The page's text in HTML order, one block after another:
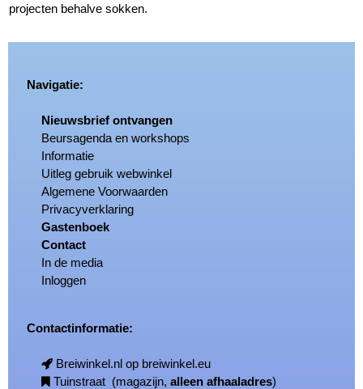
projecten behalve sokken.
Navigatie:
Nieuwsbrief ontvangen
Beursagenda en workshops
Informatie
Uitleg gebruik webwinkel
Algemene Voorwaarden
Privacyverklaring
Gastenboek
Contact
In de media
Inloggen
Contactinformatie:
Breiwinkel.nl op breiwinkel.eu
Tuinstraat (magazijn,alleen afhaaladres)